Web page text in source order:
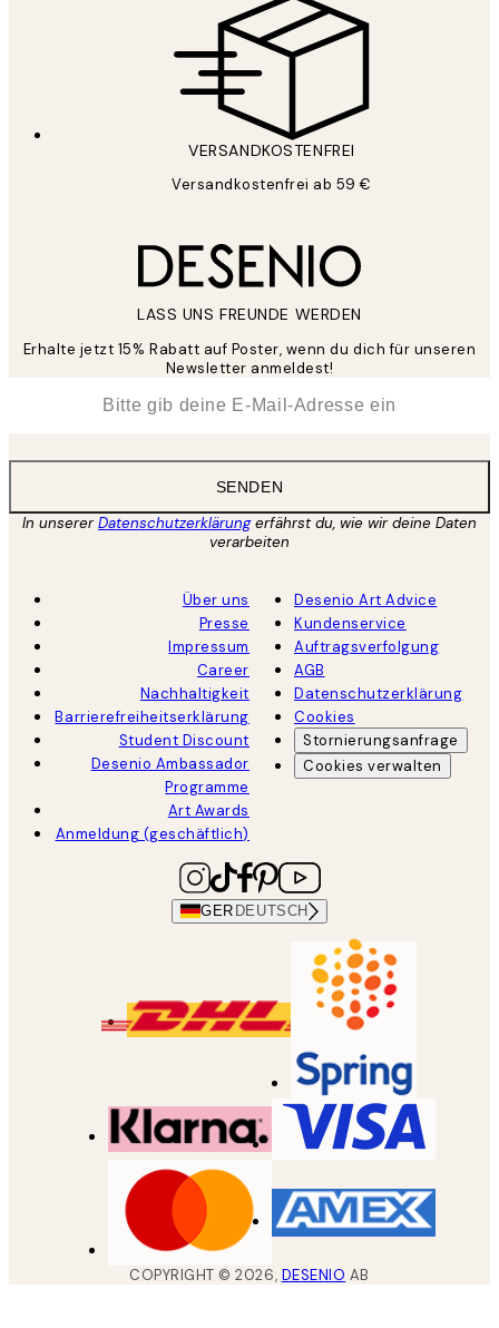
VERSANDKOSTENFREI
Versandkostenfrei ab 59 €
LASS UNS FREUNDE WERDEN
Erhalte jetzt 15% Rabatt auf Poster, wenn du dich für unseren
Newsletter anmeldest!
SENDEN
In unsererDatenschutzerklärungerfährst du, wie wir deine Daten
verarbeiten
Über uns
Presse
Impressum
Career
Nachhaltigkeit
Barrierefreiheitserklärung
Student Discount
Desenio Ambassador
Programme
Art Awards
Anmeldung (geschäftlich)
Desenio Art Advice
Kundenservice
Auftragsverfolgung
AGB
Datenschutzerklärung
Cookies
Stornierungsanfrage
Cookies verwalten
GER DEUTSCH
COPYRIGHT ©2026, DESENIO AB